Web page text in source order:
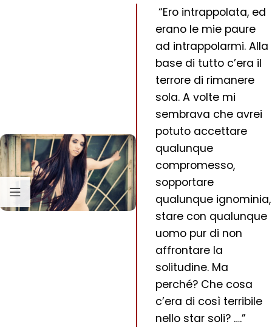
“Ero intrappolata, ed
erano le mie paure
ad intrappolarmi. Alla
base di tutto c’era il
terrore di rimanere
sola. A volte mi
sembrava che avrei
potuto accettare
qualunque
compromesso,
sopportare
qualunque ignominia,
stare con qualunque
uomo pur di non
affrontare la
solitudine. Ma
perché? Che cosa
c’era di così terribile
nello star soli? ….”